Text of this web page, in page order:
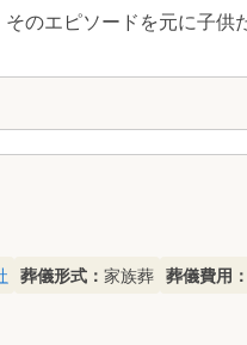
のエピソードを元に子
葬儀形式： 家族葬 葬儀費用：